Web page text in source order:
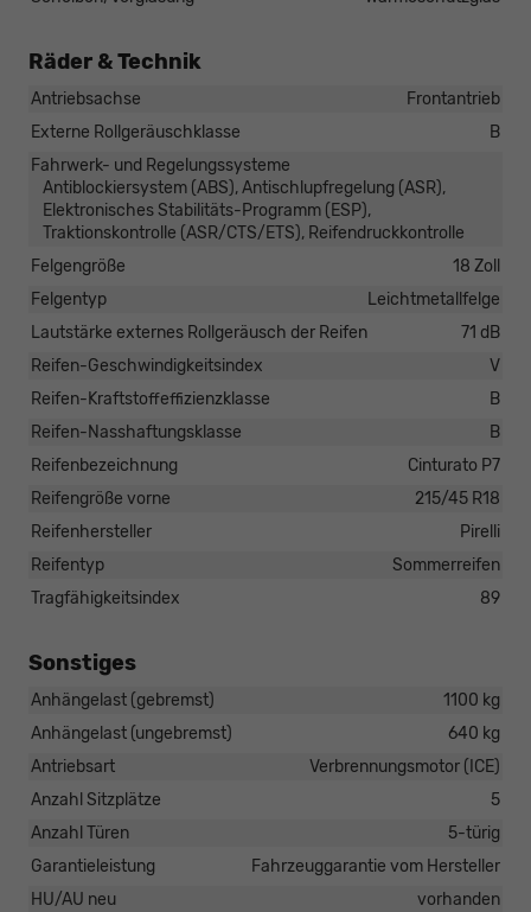
Räder & Technik
Antriebsachse
Frontantrieb
Externe Rollgeräuschklasse
B
Fahrwerk- und Regelungssysteme
Antiblockiersystem (ABS), Antischlupfregelung (ASR),
Elektronisches Stabilitäts-Programm (ESP),
Traktionskontrolle (ASR/CTS/ETS), Reifendruckkontrolle
Felgengröße
18 Zoll
Felgentyp
Leichtmetallfelge
Lautstärke externes Rollgeräusch der Reifen
71 dB
Reifen-Geschwindigkeitsindex
V
Reifen-Kraftstoffeffizienzklasse
B
Reifen-Nasshaftungsklasse
B
Reifenbezeichnung
Cinturato P7
Reifengröße vorne
215/45 R18
Reifenhersteller
Pirelli
Reifentyp
Sommerreifen
Tragfähigkeitsindex
89
Sonstiges
Anhängelast (gebremst)
1100 kg
Anhängelast (ungebremst)
640 kg
Antriebsart
Verbrennungsmotor (ICE)
Anzahl Sitzplätze
5
Anzahl Türen
5-türig
Garantieleistung
Fahrzeuggarantie vom Hersteller
HU/AU neu
vorhanden